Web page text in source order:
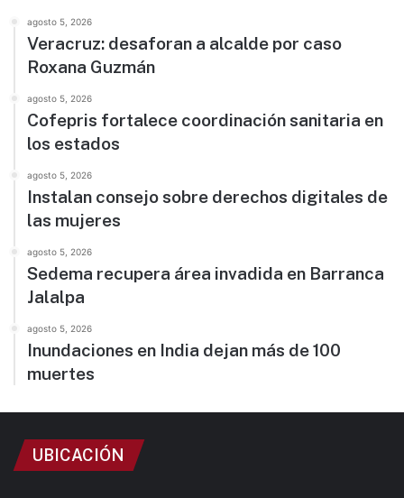
agosto 5, 2026
Veracruz: desaforan a alcalde por caso
Roxana Guzmán
agosto 5, 2026
Cofepris fortalece coordinación sanitaria en
los estados
agosto 5, 2026
Instalan consejo sobre derechos digitales de
las mujeres
agosto 5, 2026
Sedema recupera área invadida en Barranca
Jalalpa
agosto 5, 2026
Inundaciones en India dejan más de 100
muertes
UBICACIÓN